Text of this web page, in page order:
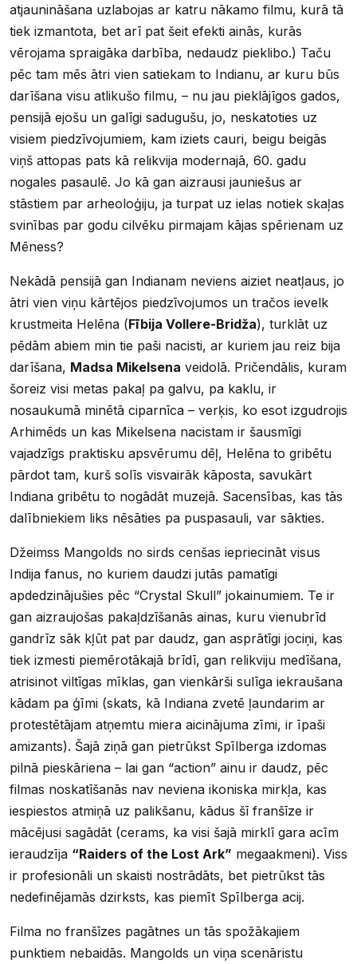
atjaunināšana uzlabojas ar katru nākamo filmu, kurā tā
tiek izmantota, bet arī pat šeit efekti ainās, kurās
vērojama spraigāka darbība, nedaudz pieklibo.) Taču
pēc tam mēs ātri vien satiekam to Indianu, ar kuru būs
darīšana visu atlikušo filmu, – nu jau pieklājīgos gados,
pensijā ejošu un galīgi sadugušu, jo, neskatoties uz
visiem piedzīvojumiem, kam iziets cauri, beigu beigās
viņš attopas pats kā relikvija modernajā, 60. gadu
nogales pasaulē. Jo kā gan aizrausi jauniešus ar
stāstiem par arheoloģiju, ja turpat uz ielas notiek skaļas
svinības par godu cilvēku pirmajam kājas spērienam uz
Mēness?
Nekādā pensijā gan Indianam neviens aiziet neatļaus, jo
ātri vien viņu kārtējos piedzīvojumos un tračos ievelk
krustmeita Helēna (Fībija Vollere-Bridža), turklāt uz
pēdām abiem min tie paši nacisti, ar kuriem jau reiz bija
darīšana, Madsa Mikelsena veidolā. Pričendālis, kuram
šoreiz visi metas pakaļ pa galvu, pa kaklu, ir
nosaukumā minētā ciparnīca – verķis, ko esot izgudrojis
Arhimēds un kas Mikelsena nacistam ir šausmīgi
vajadzīgs praktisku apsvērumu dēļ, Helēna to gribētu
pārdot tam, kurš solīs visvairāk kāposta, savukārt
Indiana gribētu to nogādāt muzejā. Sacensības, kas tās
dalībniekiem liks nēsāties pa puspasauli, var sākties.
Džeimss Mangolds no sirds cenšas iepriecināt visus
Indija fanus, no kuriem daudzi jutās pamatīgi
apdedzinājušies pēc “Crystal Skull” jokainumiem. Te ir
gan aizraujošas pakaļdzīšanās ainas, kuru vienubrīd
gandrīz sāk kļūt pat par daudz, gan asprātīgi jociņi, kas
tiek izmesti piemērotākajā brīdī, gan relikviju medīšana,
atrisinot viltīgas mīklas, gan vienkārši sulīga iekraušana
kādam pa ģīmi (skats, kā Indiana zvetē ļaundarim ar
protestētājam atņemtu miera aicinājuma zīmi, ir īpaši
amizants). Šajā ziņā gan pietrūkst Spīlberga izdomas
pilnā pieskāriena – lai gan “action” ainu ir daudz, pēc
filmas noskatīšanās nav neviena ikoniska mirkļa, kas
iespiestos atmiņā uz palikšanu, kādus šī franšīze ir
mācējusi sagādāt (cerams, ka visi šajā mirklī gara acīm
ieraudzīja “Raiders of the Lost Ark” megaakmeni). Viss
ir profesionāli un skaisti nostrādāts, bet pietrūkst tās
nedefinējamās dzirksts, kas piemīt Spīlberga acij.
Filma no franšīzes pagātnes un tās spožākajiem
punktiem nebaidās. Mangolds un viņa scenāristu